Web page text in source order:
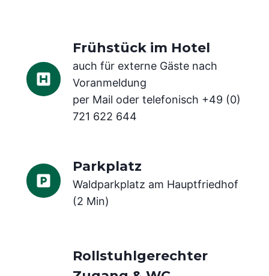
Frühstück im Hotel
auch für externe Gäste nach
Voranmeldung
per Mail oder telefonisch +49 (0)
721 622 644
Parkplatz
Waldparkplatz am Hauptfriedhof
(2 Min)
Rollstuhlgerechter